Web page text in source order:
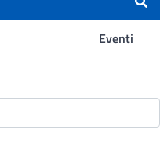
Eventi
-